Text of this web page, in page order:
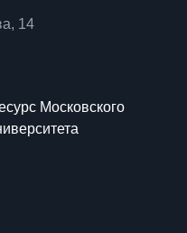
14
Московского